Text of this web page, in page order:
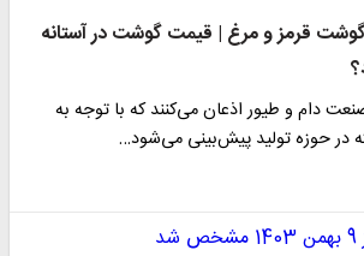
قرمز و مرغ | قیمت گوشت در آستانه
دام و طیور اذعان می‌کنند که با توجه به
در حوزه تولید پیش‌بینی می‌شود…